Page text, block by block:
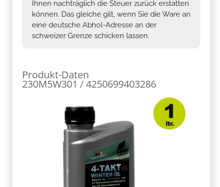
Ihnen nachträglich die Steuer zurück erstatten
können. Das gleiche gilt, wenn Sie die Ware an
eine deutsche Abhol-Adresse an der
schweizer Grenze schicken lassen.
Produkt-Daten
230M5W301 / 4250699403286